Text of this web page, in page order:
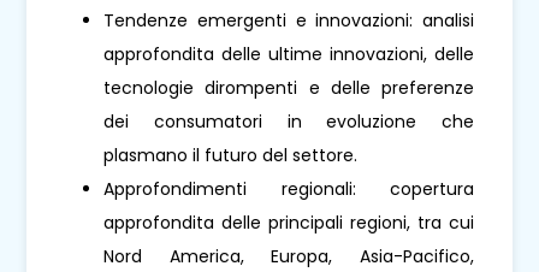
Tendenze emergenti e innovazioni: analisi
approfondita delle ultime innovazioni, delle
tecnologie dirompenti e delle preferenze
dei consumatori in evoluzione che
plasmano il futuro del settore.
Approfondimenti regionali: copertura
approfondita delle principali regioni, tra cui
Nord America, Europa, Asia-Pacifico,